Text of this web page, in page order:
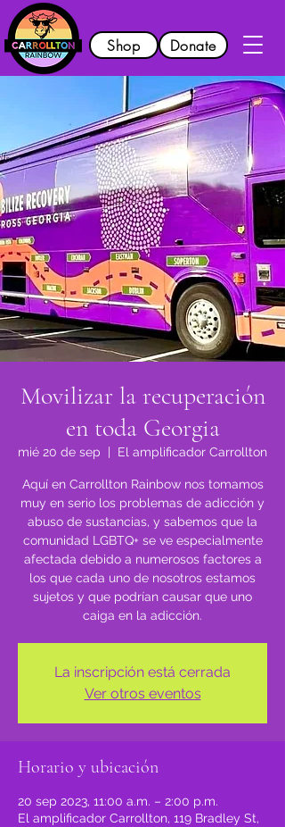
Shop Donate
Movilizar la recuperación
en toda Georgia
mié 20 de sep
  |
El amplificador Carrollton
Aquí en Carrollton Rainbow nos tomamos
muy en serio los problemas de adicción y
abuso de sustancias, y sabemos que la
comunidad LGBTQ+ se ve especialmente
afectada debido a numerosos factores a
los que cada uno de nosotros estamos
sujetos y que podrían causar que uno
caiga en la adicción.
La inscripción está cerrada
Ver otros eventos
Horario y ubicación
20 sep 2023, 11:00 a.m. – 2:00 p.m.
El amplificador Carrollton, 119 Bradley St,